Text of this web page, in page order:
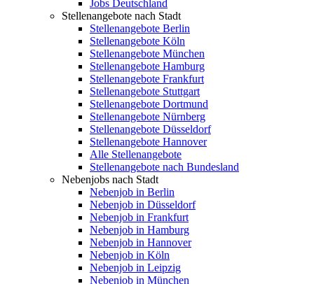
Jobs Deutschland
Stellenangebote nach Stadt
Stellenangebote Berlin
Stellenangebote Köln
Stellenangebote München
Stellenangebote Hamburg
Stellenangebote Frankfurt
Stellenangebote Stuttgart
Stellenangebote Dortmund
Stellenangebote Nürnberg
Stellenangebote Düsseldorf
Stellenangebote Hannover
Alle Stellenangebote
Stellenangebote nach Bundesland
Nebenjobs nach Stadt
Nebenjob in Berlin
Nebenjob in Düsseldorf
Nebenjob in Frankfurt
Nebenjob in Hamburg
Nebenjob in Hannover
Nebenjob in Köln
Nebenjob in Leipzig
Nebenjob in München